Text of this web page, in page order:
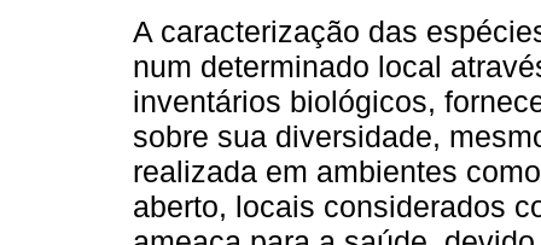
A caracterização das
num determinado local
inventários biológicos,
sobre sua diversidade,
realizada em ambientes
aberto, locais considerados